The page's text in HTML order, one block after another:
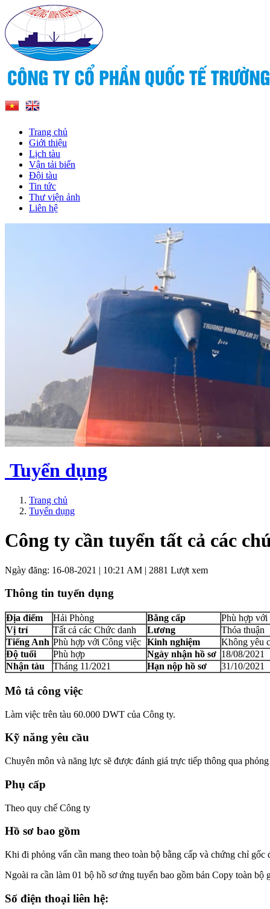
Trang chủ
Giới thiệu
Lịch tàu
Vận tải biển
Đội tàu
Tin tức
Thư viện ảnh
Liên hệ
Tuyển dụng
Trang chủ
Tuyển dụng
Công ty cần tuyển tất cả các
Ngày đăng: 16-08-2021 | 10:21 AM | 2881 Lượt xem
Thông tin tuyển dụng
Địa điểm Hải Phòng Bằng cấp
Phù hợp
Vị trí
Tất cả các Chức danh Lương
Thỏa thuận
Tiếng Anh Phù hợp với Công việc Kinh nghiệm
Không yêu
Độ tuổi
Phù hợp Ngày nhận hồ sơ 18/08/2021
Nhận tàu
Tháng 11/2021 Hạn nộp hồ sơ 31/10/2021
Mô tả công việc
Làm việc trên tàu 60.000 DWT của Công ty.
Kỹ năng yêu cầu
Chuyên môn và năng lực sẽ được đánh giá trực tiếp thông qua
Phụ cấp
Theo quy chế Công ty
Hồ sơ bao gồm
Khi đi phỏng vấn cần mang theo toàn bộ bằng cấp và chứng chỉ gốc
Ngoài ra cần làm 01 bộ hồ sơ ứng tuyển bao gồm bản Copy toàn
Số điện thoại liên hệ: